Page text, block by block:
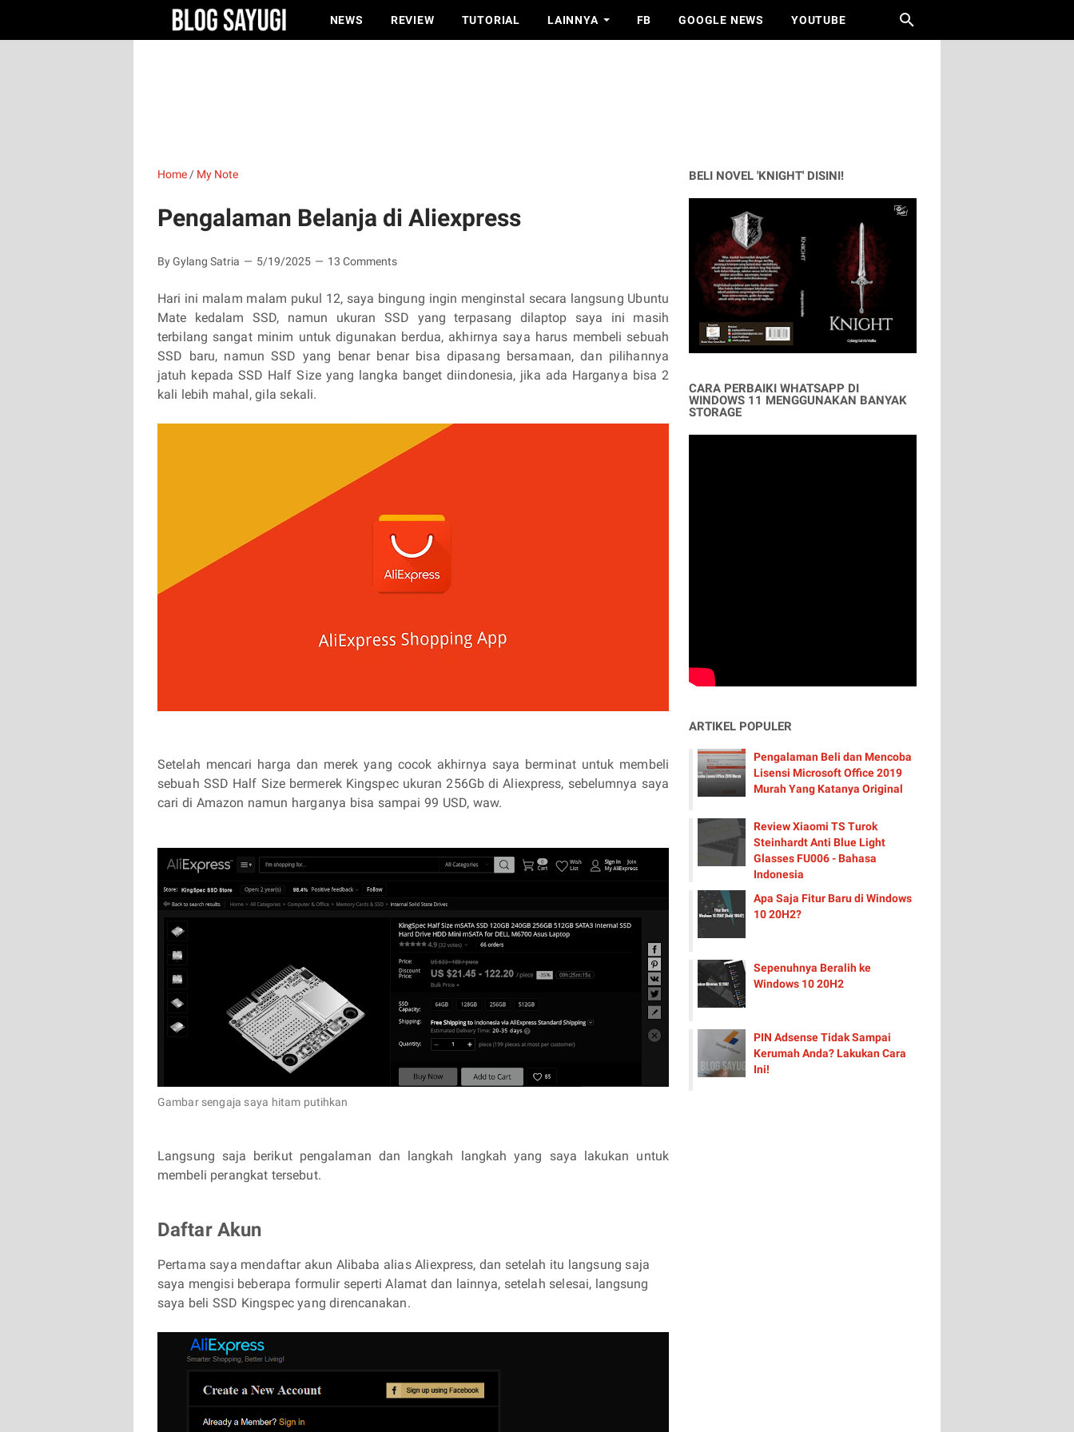
NEWS REVIEW TUTORIAL LAINNYA FB GOOGLE NEWS YOUTUBE
Home / My Note
Pengalaman Belanja di Aliexpress
By Gylang Satria 5/19/2025 13 Comments
Hari ini malam malam pukul 12, saya bingung ingin menginstal secara langsung Ubuntu
Mate kedalam SSD, namun ukuran SSD yang terpasang dilaptop saya ini masih
terbilang sangat minim untuk digunakan berdua, akhirnya saya harus membeli sebuah
SSD baru, namun SSD yang benar benar bisa dipasang bersamaan, dan pilihannya
jatuh kepada SSD Half Size yang langka banget diindonesia, jika ada Harganya bisa 2
kali lebih mahal, gila sekali.
Setelah mencari harga dan merek yang cocok akhirnya saya berminat untuk membeli
sebuah SSD Half Size bermerek Kingspec ukuran 256Gb di Aliexpress, sebelumnya saya
cari di Amazon namun harganya bisa sampai 99 USD, waw.
Gambar sengaja saya hitam putihkan
Langsung saja berikut pengalaman dan langkah langkah yang saya lakukan untuk
membeli perangkat tersebut.
Daftar Akun
Pertama saya mendaftar akun Alibaba alias Aliexpress, dan setelah itu langsung saja
saya mengisi beberapa formulir seperti Alamat dan lainnya, setelah selesai, langsung
saya beli SSD Kingspec yang direncanakan.
BELI NOVEL 'KNIGHT' DISINI!
CARA PERBAIKI WHATSAPP DI
WINDOWS 11 MENGGUNAKAN BANYAK
STORAGE
ARTIKEL POPULER
Pengalaman Beli dan Mencoba
Lisensi Microsoft Office 2019
Murah Yang Katanya Original
Review Xiaomi TS Turok
Steinhardt Anti Blue Light
Glasses FU006 - Bahasa
Indonesia
Apa Saja Fitur Baru di Windows
10 20H2?
Sepenuhnya Beralih ke
Windows 10 20H2
PIN Adsense Tidak Sampai
Kerumah Anda? Lakukan Cara
Ini!